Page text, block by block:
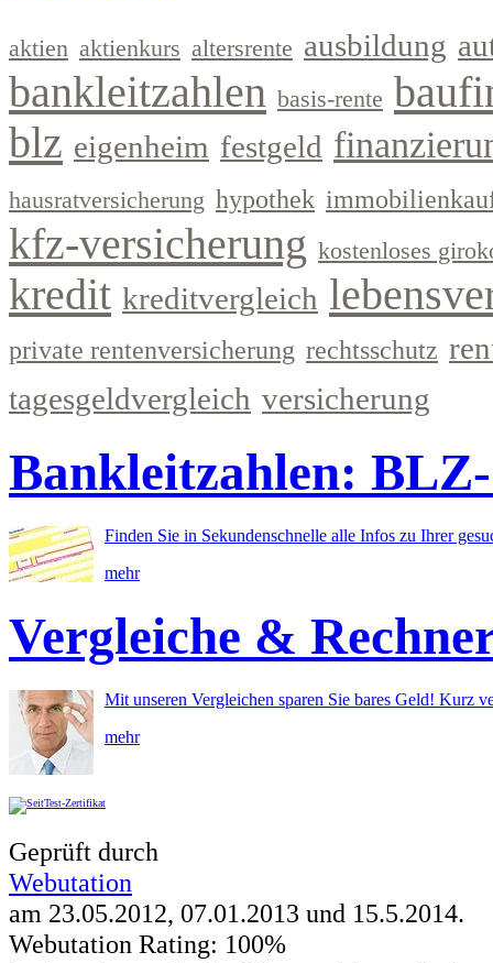
aktien aktienkurs altersrente ausbildung
bankleitzahlen basis-rente
blz eigenheim festgeld
hausratversicherung hypothek
kfz-versicherung kostenloses
kredit kreditvergleich
private rentenversicherung rechtsschutz
tagesgeldvergleich versicherung
Bankleitzahlen: BLZ-
Finden Sie in Sekundenschnelle alle Infos zu Ihrer
mehr
Vergleiche &
Mit unseren Vergleichen sparen Sie bares Geld! Kurz
mehr
Geprüft durch
Webutation
am 23.05.2012, 07.01.2013 und 15.5.2014.
Webutation Rating: 100%